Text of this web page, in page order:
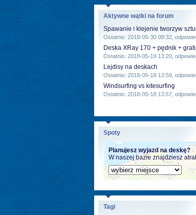
Aktywne wątki na forum
Spawanie i klejenie tworzyw
Ostatnio: 2018-05-30 09:32,
Deska XRay 170 + pędnik +
Ostatnio: 2018-05-19 13:20,
Lejdisy na deskach
Ostatnio: 2018-05-18 13:59,
Windsurfing vs kitesurfing
Ostatnio: 2018-05-18 13:57,
Spoty
Planujesz wyjazd na deskę?
W naszej bazie znajdziesz
Tagi